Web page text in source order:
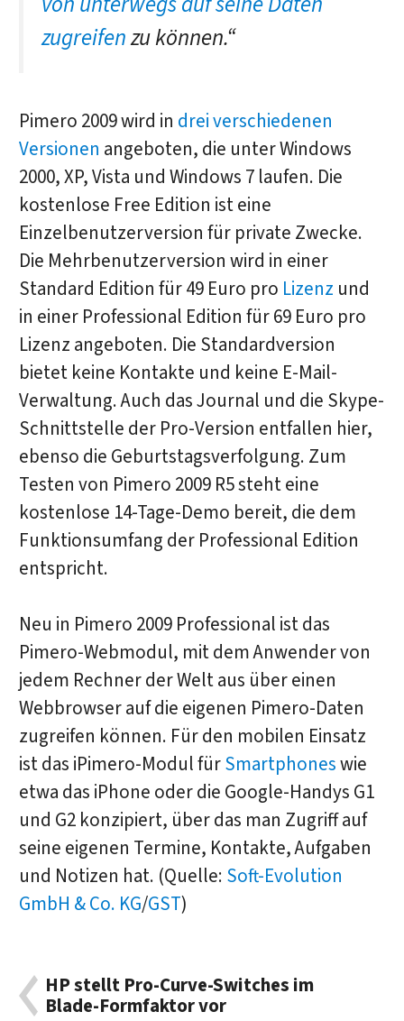
zugreifenzu können.“
Pimero 2009 wird in drei verschiedenen
Versionen angeboten, die unter Windows
2000, XP, Vista und Windows 7 laufen. Die
kostenlose Free Edition ist eine
Einzelbenutzerversion für private Zwecke.
Die Mehrbenutzerversion wird in einer
Standard Edition für 49 Euro pro Lizenz und
in einer Professional Edition für 69 Euro pro
Lizenz angeboten. Die Standardversion
bietet keine Kontakte und keine E-Mail-
Verwaltung. Auch das Journal und die Skype-
Schnittstelle der Pro-Version entfallen hier,
ebenso die Geburtstagsverfolgung. Zum
Testen von Pimero 2009 R5 steht eine
kostenlose 14-Tage-Demo bereit, die dem
Funktionsumfang der Professional Edition
entspricht.
Neu in Pimero 2009 Professional ist das
Pimero-Webmodul, mit dem Anwender von
jedem Rechner der Welt aus über einen
Webbrowser auf die eigenen Pimero-Daten
zugreifen können. Für den mobilen Einsatz
ist das iPimero-Modul fürSmartphoneswie
etwa das iPhone oder die Google-Handys G1
und G2 konzipiert, über das man Zugriff auf
seine eigenen Termine, Kontakte, Aufgaben
und Notizen hat. (Quelle: Soft-Evolution
GmbH & Co. KG/GST)
HP stellt Pro-Curve-Switches im
Blade-Formfaktor vor